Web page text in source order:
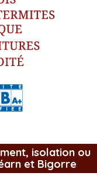
isolation ou
et Bigorre